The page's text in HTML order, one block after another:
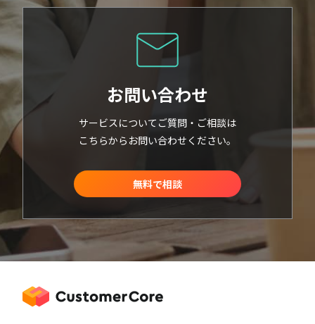
お問い合わせ
サービスについてご質問・ご相談は
こちらからお問い合わせください。
無料で相談